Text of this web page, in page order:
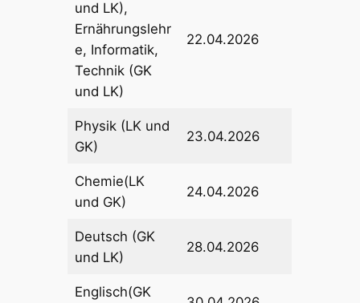
und LK),
Ernährungslehr
e, Informatik,
Technik (GK
und LK)
22.04.2026
Physik (LK und
GK)
23.04.2026
Chemie(LK
und GK)
24.04.2026
Deutsch (GK
und LK)
28.04.2026
Englisch(GK